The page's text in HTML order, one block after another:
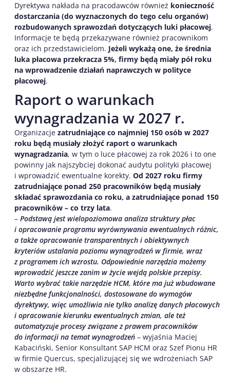
Dyrektywa nakłada na pracodawców również konieczność
dostarczania (do wyznaczonych do tego celu organów)
rozbudowanych sprawozdań dotyczących luki płacowej.
Informacje te będą przekazywane również pracownikom
oraz ich przedstawicielom. Jeżeli wykażą one, że średnia
luka płacowa przekracza 5%, firmy będą miały pół roku
na wprowadzenie działań naprawczych w polityce
płacowej.
Raport o warunkach
wynagradzania w 2027 r.
Organizacje zatrudniające co najmniej 150 osób w 2027
roku będą musiały złożyć raport o warunkach
wynagradzania, w tym o luce płacowej za rok 2026 i to one
powinny jak najszybciej dokonać audytu polityki płacowej
i wprowadzić ewentualne korekty. Od 2027 roku firmy
zatrudniające ponad 250 pracowników będą musiały
składać sprawozdania co roku, a zatrudniające ponad 150
pracowników – co trzy lata.
– Podstawą jest wielopoziomowa analiza struktury płac
i opracowanie programu wyrównywania ewentualnych różnic,
a także opracowanie transparentnych i obiektywnych
kryteriów ustalania poziomu wynagrodzeń w firmie, wraz
z programem ich wzrostu. Odpowiednie narzędzia możemy
wprowadzić jeszcze zanim w życie wejdą polskie przepisy.
Warto wybrać takie narzędzie HCM, które ma już wbudowane
niezbędne funkcjonalności, dostosowane do wymogów
dyrektywy, więc umożliwia nie tylko analizę danych płacowych
i opracowanie kierunku ewentualnych zmian, ale też
automatyzuje procesy związane z prawem pracowników
do informacji na temat wynagrodzeń – wyjaśnia Maciej
Kabaciński, Senior Konsultant SAP HCM oraz Szef Pionu HR
w firmie Quercus, specjalizującej się we wdrożeniach SAP
w obszarze HR.